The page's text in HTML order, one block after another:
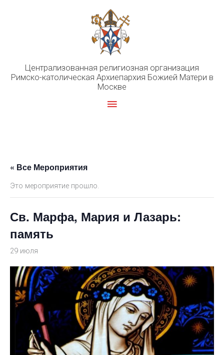
Централизованная религиозная организация
Римско-католическая Архиепархия Божией Матери в
Москве
Главное
« Все Мероприятия
Это мероприятие прошло.
Св. Марфа, Мария и Лазарь:
память
29 июля